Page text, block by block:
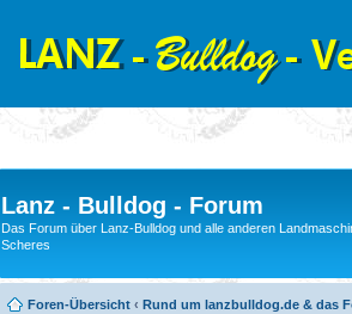
Lanz - Bulldog - Forum
Das Forum über Lanz-Bulldog und alle anderen
Scheres
Foren-Übersicht ‹ Rund um lanzbulldog.de & das